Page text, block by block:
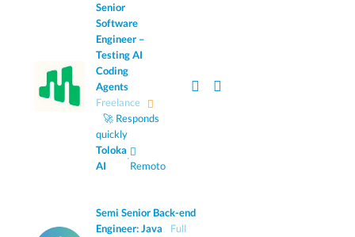
Senior
Software
Engineer –
Testing AI
Coding
Agents
Freelance
🚀 Responds
quickly
Toloka
AI
·
Remoto
Semi Senior Back-end
Engineer: Java
Full